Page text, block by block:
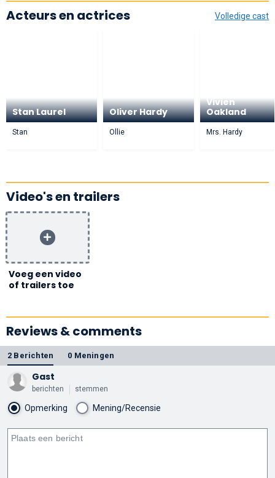
Volledige cast
Acteurs en actrices
Stan Laurel
Stan
Oliver Hardy
Ollie
Vivien
Oakland
Mrs. Hardy
Video's en trailers
Voeg een video
of trailers toe
Reviews & comments
2 Berichten 0 Meningen
Gast
berichten stemmen
Opmerking Mening/Recensie